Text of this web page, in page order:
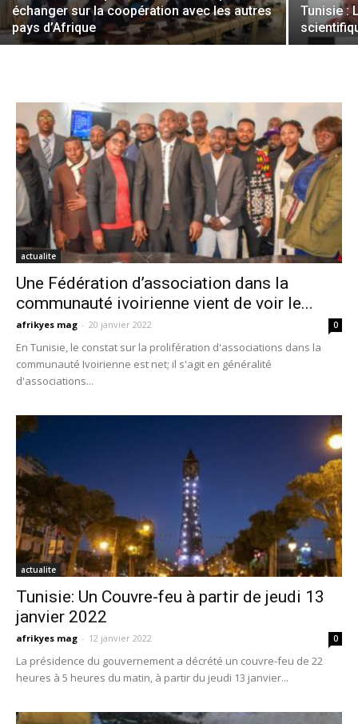
échanger sur la coopération avec les autres
pays d’Afrique
Tunisie :
actualite
Une Fédération d’association dans la
communauté ivoirienne vient de voir le...
afrikyes mag - 20 janvier 2022 0
En Tunisie, le constat sur la prolifération d'associations dans la
communauté Ivoirienne est net; il s'agit en généralité
d'associations...
actualite
Tunisie: Un Couvre-feu à partir de jeudi 13
janvier 2022
afrikyes mag - 12 janvier 2022 0
La présidence du gouvernement a décrété un couvre-feu de 22
heures à 5 heures du matin, à partir du jeudi 13 janvier...